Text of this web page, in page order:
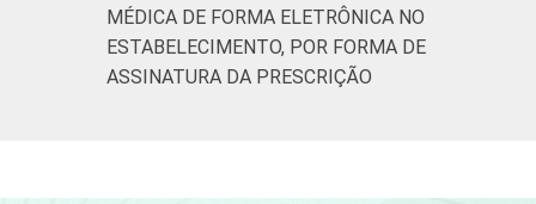
MÉDICA DE FORMA ELETRÔNICA NO
ESTABELECIMENTO, POR FORMA DE
ASSINATURA DA PRESCRIÇÃO